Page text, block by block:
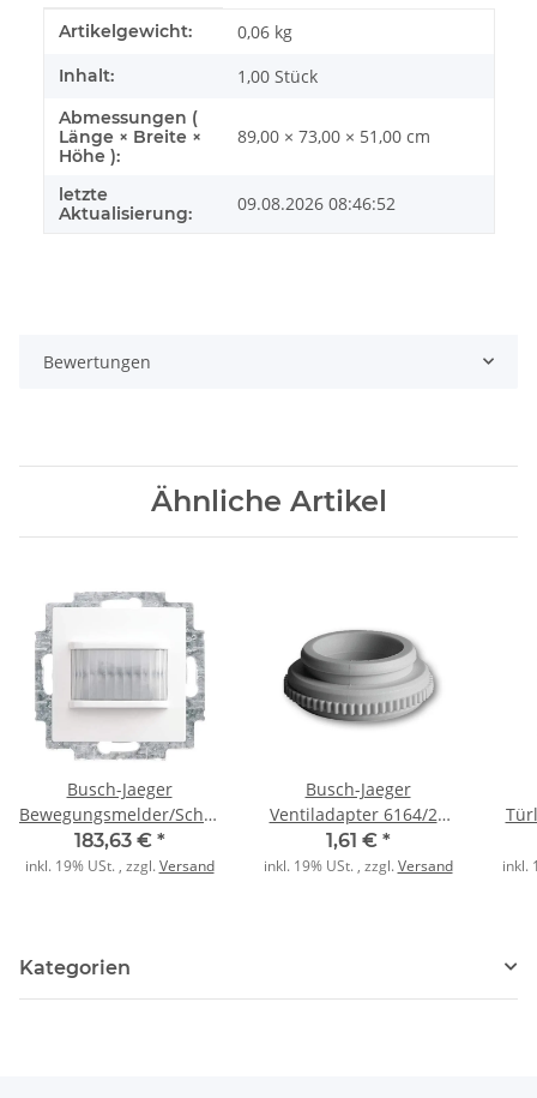
Produkteigenschaft
Wert
Artikelgewicht: 0,06 kg
Inhalt: 1,00 Stück
Abmessungen (
Länge × Breite ×
Höhe ):
89,00 × 73,00 × 51,00 cm
letzte
Aktualisierung:
09.08.2026 08:46:52
Bewertungen
Ähnliche Artikel
Busch-Jaeger
Bewegungsmelder/Schaltaktor
6215/1.1-914 1fach
alpinweiß
183,63 € *
inkl. 19% USt. , zzgl.Versand
Busch-Jaeger
Ventiladapter 6164/20
VA80
1,61 € *
inkl. 19% USt. , zzgl.Versand inkl.
Kategorien